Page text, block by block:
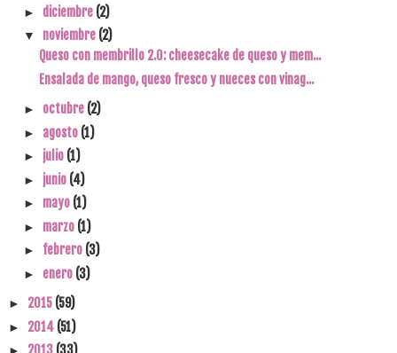
► diciembre (2)
▼ noviembre (2)
Queso con membrillo 2.0: cheesecake de queso y mem...
Ensalada de mango, queso fresco y nueces con vinag...
► octubre (2)
► agosto (1)
► julio (1)
► junio (4)
► mayo (1)
► marzo (1)
► febrero (3)
► enero (3)
► 2015 (59)
► 2014 (51)